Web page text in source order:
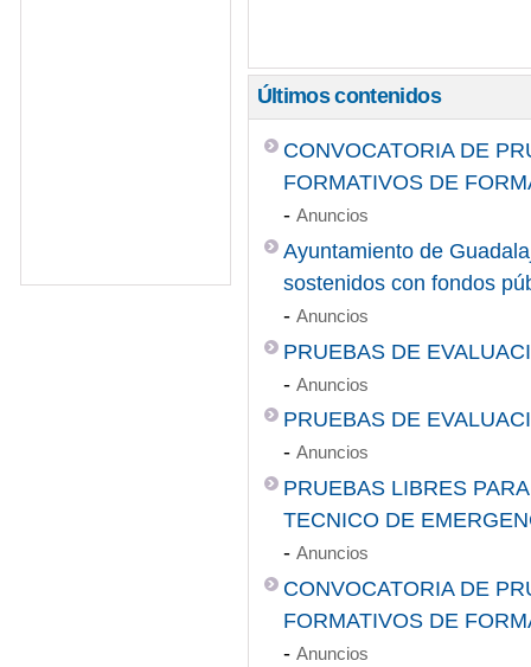
Últimos contenidos
CONVOCATORIA DE
FORMATIVOS DE
- Anuncios
Ayuntamiento de
sostenidos con fondos
- Anuncios
PRUEBAS DE
- Anuncios
PRUEBAS DE
- Anuncios
PRUEBAS LIBRES
TECNICO DE
- Anuncios
CONVOCATORIA DE
FORMATIVOS DE
- Anuncios